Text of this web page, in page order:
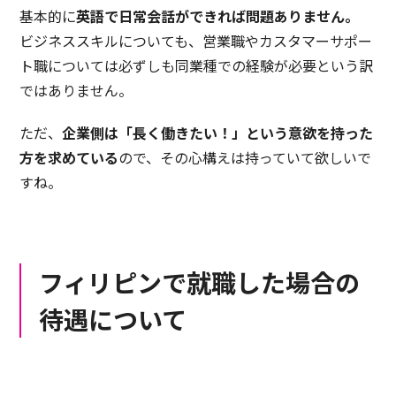
基本的に英語で日常会話ができれば問題ありません。
ビジネススキルについても、営業職やカスタマーサポー
ト職については必ずしも同業種での経験が必要という訳
ではありません。
ただ、企業側は「長く働きたい！」という意欲を持った
方を求めているので、その心構えは持っていて欲しいで
すね。
フィリピンで就職した場合の
待遇について